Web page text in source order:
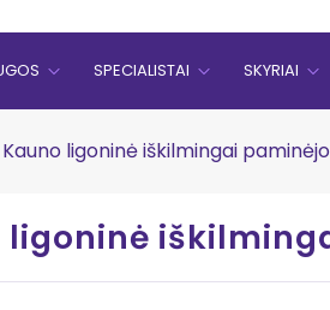
SPECIALISTAI SKYRIAI
Kauno ligoninė iškilmingai
ligoninė